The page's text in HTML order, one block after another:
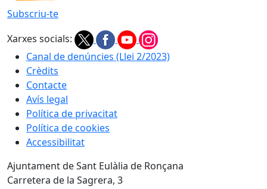
Subscriu-te
Xarxes socials:
Canal de denúncies (Llei 2/2023)
Crèdits
Contacte
Avís legal
Política de privacitat
Política de cookies
Accessibilitat
Ajuntament de Sant Eulàlia de Ronçana
Carretera de la Sagrera, 3